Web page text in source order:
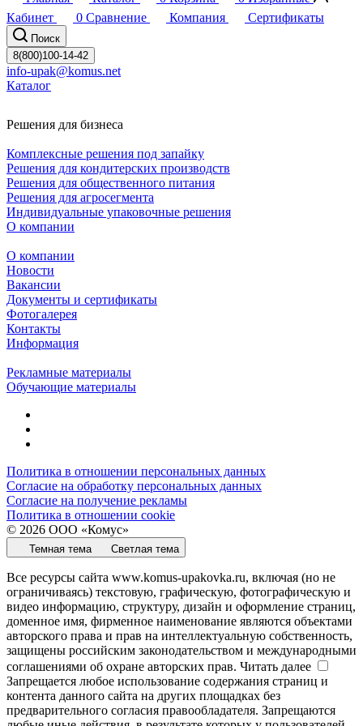
Кабинет
0 Сравнение Компания Сертификаты
Поиск
8(800)100-14-42
info-upak@komus.net
Каталог
Решения для бизнеса
Комплексные решения под запайку
Решения для кондитерских производств
Решения для общественного питания
Решения для агросегмента
Индивидуальные упаковочные решения
О компании
О компании
Новости
Вакансии
Документы и сертификаты
Фотогалерея
Контакты
Информация
Рекламные материалы
Обучающие материалы
Политика в отношении персональных данных
Согласие на обработку персональных данных
Согласие на получение рекламы
Политика в отношении cookie
© 2026 ООО «Комус»
Темная тема Светлая тема
Все ресурсы сайта www.komus-upakovka.ru, включая (но не
ограничиваясь) текстовую, графическую, фотографическую и
видео информацию, структуру, дизайн и оформление страниц,
доменное имя, фирменное наименование являются объектами
авторского права и прав на интеллектуальную собственность,
защищены российским законодательством и международными
соглашениями об охране авторских прав. Читать далее
Запрещается любое использование содержания страниц и
контента данного сайта на других площадках без
предварительного согласия правообладателя. Запрещаются